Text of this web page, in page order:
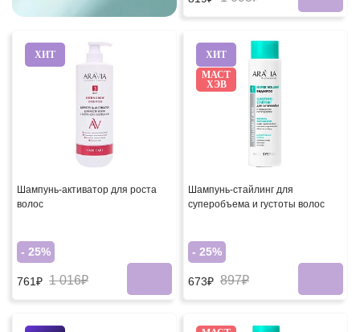
ХИТ
Шампунь-активатор для роста
волос
- 25%
761₽ 1 016₽
ХИТ
МАСТ
ХЭВ
Шампунь-стайлинг для
суперобъема и густоты волос
- 25%
673₽ 897₽